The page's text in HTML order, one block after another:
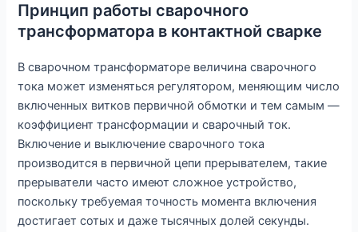
Принцип работы сварочного
трансформатора в контактной сварке
В сварочном трансформаторе величина сварочного
тока может изменяться регулятором, меняющим число
включенных витков первичной обмотки и тем самым —
коэффициент трансформации и сварочный ток.
Включение и выключение сварочного тока
производится в первичной цепи прерывателем, такие
прерыватели часто имеют сложное устройство,
поскольку требуемая точность момента включения
достигает сотых и даже тысячных долей секунды.